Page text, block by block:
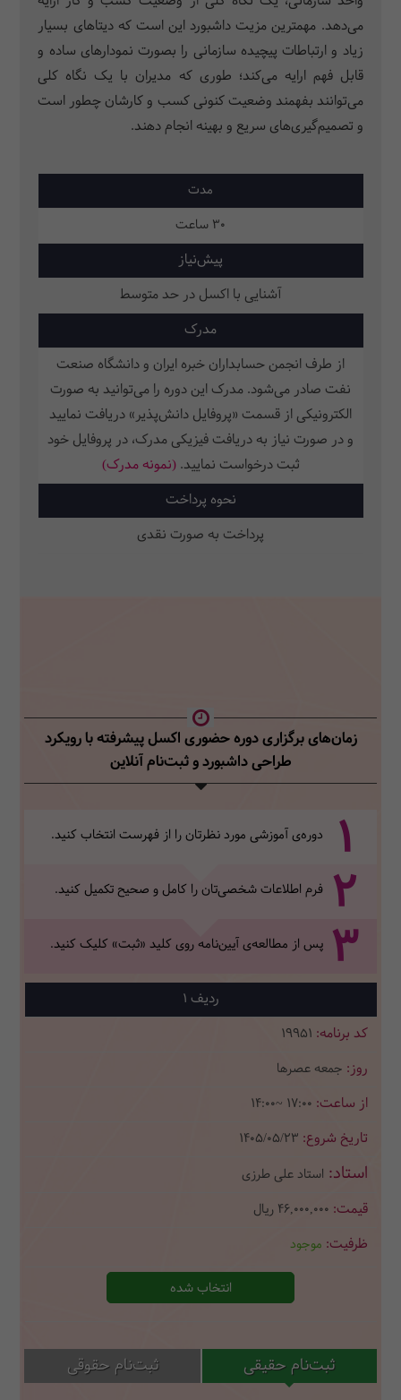
می‌دهد. مهمترین مزیت داشبورد این است که دیتاهای بسیار
زیاد و ارتباطات پیچیده سازمانی را بصورت نمودارهای ساده و
قابل فهم ارایه می‌کند؛ طوری که مدیران با یک نگاه کلی
می‌توانند بفهمند وضعیت کنونی کسب و کارشان چطور است
و تصمیم‌گیری‌های سریع و بهینه انجام دهند.
مدت
30 ساعت
پیش‌نیاز
آشنایی با اکسل در حد متوسط
مدرک
از طرف انجمن حسابداران خبره ایران و دانشگاه صنعت
نفت صادر می‌شود. مدرک این دوره را می‌توانید به صورت
الکترونیکی از قسمت «پروفایل دانش‌پذیر» دریافت نمایید
و در صورت نیاز به دریافت فیزیکی مدرک، در پروفایل خود
ثبت‌ درخواست نمایید.(نمونه مدرک)
نحوه پرداخت
پرداخت به صورت نقدی
زمان‌های برگزاری دوره حضوری اکسل پیشرفته با رویکرد
طراحی داشبوردو ثبت‌نام آنلاین
1 دوره‌ی آموزشی مورد نظرتان را از فهرست انتخاب کنید.
2 فرم اطلاعات شخصی‌تان‌ را کامل و صحیح تکمیل کنید.
3 پس از مطالعه‌ی آیین‌نامه روی کلید «ثبت» کلیک کنید.
1
19951
جمعه عصرها
14:00~ 17:00
1405/05/23
استاد علی طرزی
46,000,000 ریال
موجود
انتخاب شده
ثبت‌نام حقیقی ثبت‌نام حقوقی